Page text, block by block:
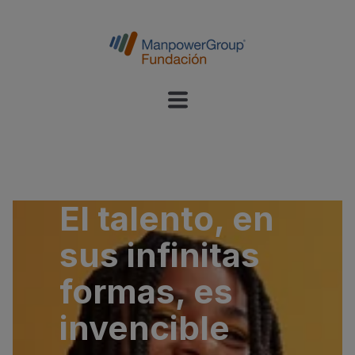
El talento, en
sus infinitas
formas, es
invencible